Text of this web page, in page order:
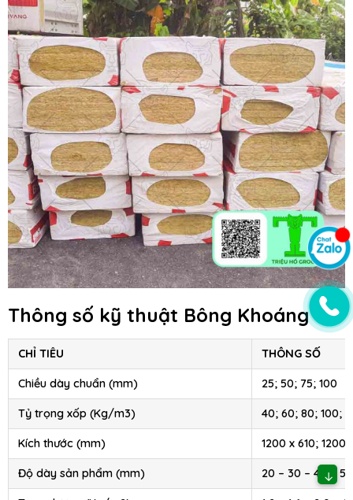
Thông số kỹ thuật Bông Khoáng
CHỈ TIÊU THÔNG SỐ
Chiều dày chuẩn (mm) 25; 50; 75; 100
Tỷ trọng xốp (Kg/m3) 40; 60; 80; 100;
Kích thước (mm) 1200 x 610; 1200
Độ dày sản phẩm (mm) 20 – 30 – 40 – 50
↓